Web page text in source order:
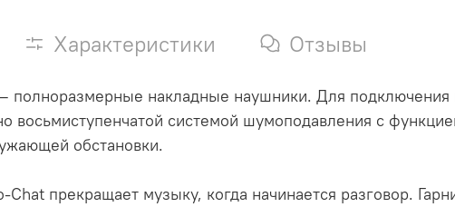
Характеристики Отзывы
полноразмерные накладные наушники. Для подключения
восьмиступенчатой системой шумоподавления с
обстановки.
Chat прекращает музыку, когда начинается разговор.